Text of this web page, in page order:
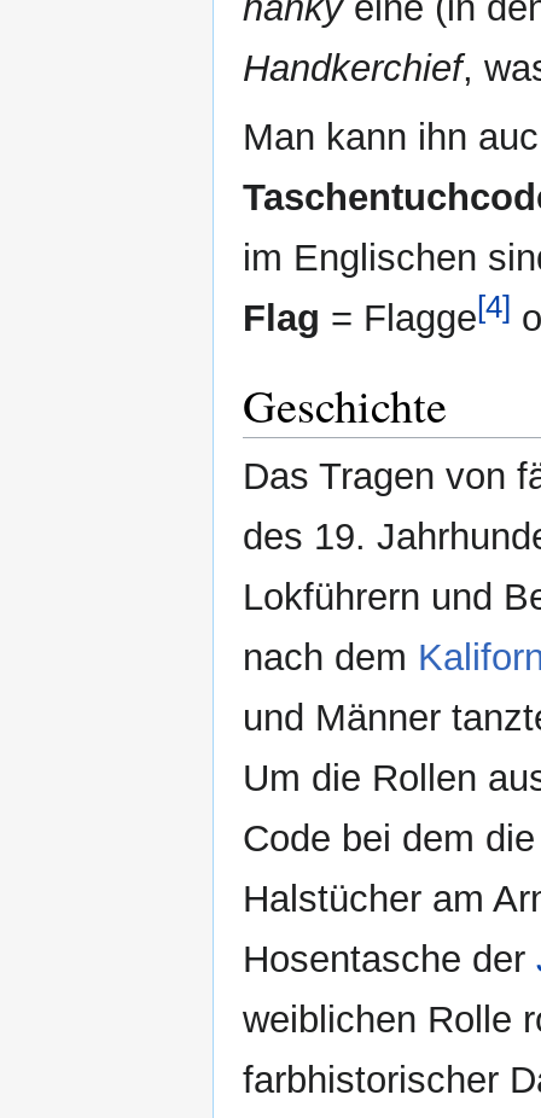
Handkerchief,
Man kann ihn
im Englischen
Flag = Flagge[4]
Geschichte
Das Tragen von
des 19.
Lokführern und
nach dem
und Männer
Um die Rollen
Code bei dem
Halstücher am
Hosentasche der
weiblichen Rolle
farbhistorischer